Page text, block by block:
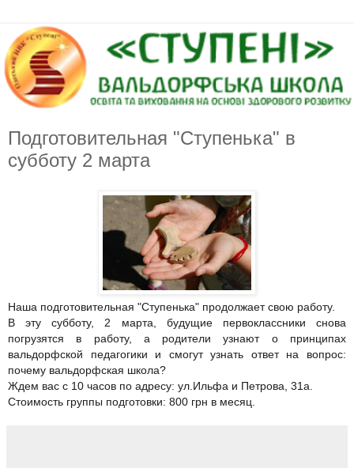
Подготовительная "Ступенька" в
субботу 2 марта
Наша подготовительная "Ступенька" продолжает свою работу.
В эту субботу, 2 марта, будущие первоклассники снова
погрузятся в работу, а родители узнают о принципах
вальдорфской педагогики и смогут узнать ответ на вопрос:
почему вальдорфская школа?
Ждем вас с 10 часов по адресу: ул.Ильфа и Петрова, 31а.
Стоимость группы подготовки: 800 грн в месяц.